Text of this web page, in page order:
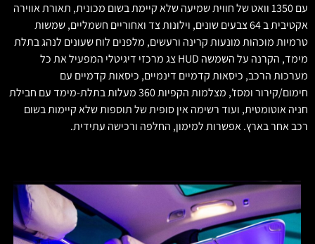
עם 1350 וואט של חווית שמיעה שלא קיימת בשום מכונית, תאורת אווירה
אקטיבית ב 64 צבעים שונים, וילונות צד ואחוריים חשמליים, שמשות
טרמיות מוכהות מונעות קרינה ורעשים, מלפנים לוח שעונים לנהג בתלת
מימד, הקרנה על השמשה HUD צג מרכזי דיגיטלי המפעיל את כל
מערכות הרכב, כיסאות קדמיים דינמיים, כיסאות קדמיים עם
חימום/קירור ומסז', מצלמות הקפיות 360 מעלות בתלת-מימד עם חבילת
חניה אוטומטית, ועוד רשימה אין סופית של תוספות שלא קיימות בשום
רכב אחר בארץ. אפשרות למימון, החלפה ורכישה עתידית.